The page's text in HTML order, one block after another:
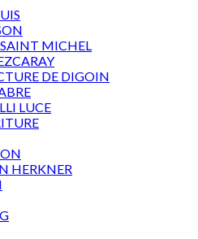
MICHEL
DE DIGOIN
LUCE
HERKNER